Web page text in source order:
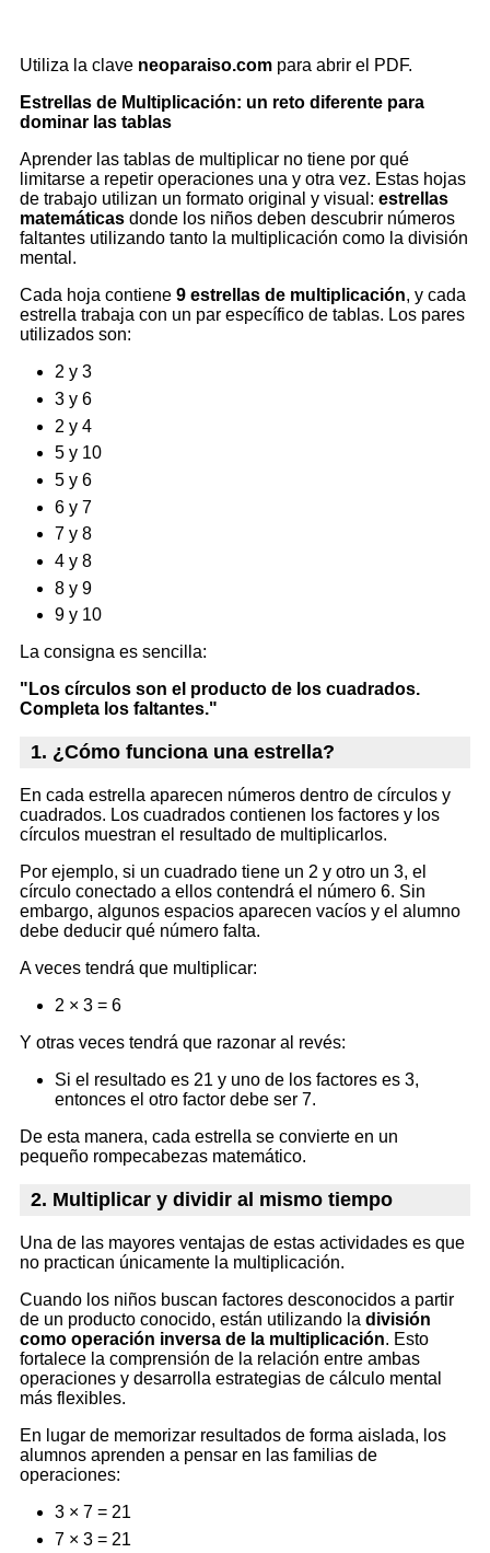
Utiliza la clave neoparaiso.com para abrir el PDF.
Estrellas de Multiplicación: un reto diferente para
dominar las tablas
Aprender las tablas de multiplicar no tiene por qué
limitarse a repetir operaciones una y otra vez. Estas hojas
de trabajo utilizan un formato original y visual: estrellas
matemáticas donde los niños deben descubrir números
faltantes utilizando tanto la multiplicación como la división
mental.
Cada hoja contiene 9 estrellas de multiplicación, y cada
estrella trabaja con un par específico de tablas. Los pares
utilizados son:
2 y 3
3 y 6
2 y 4
5 y 10
5 y 6
6 y 7
7 y 8
4 y 8
8 y 9
9 y 10
La consigna es sencilla:
"Los círculos son el producto de los cuadrados.
Completa los faltantes."
1. ¿Cómo funciona una estrella?
En cada estrella aparecen números dentro de círculos y
cuadrados. Los cuadrados contienen los factores y los
círculos muestran el resultado de multiplicarlos.
Por ejemplo, si un cuadrado tiene un 2 y otro un 3, el
círculo conectado a ellos contendrá el número 6. Sin
embargo, algunos espacios aparecen vacíos y el alumno
debe deducir qué número falta.
A veces tendrá que multiplicar:
2 × 3 = 6
Y otras veces tendrá que razonar al revés:
Si el resultado es 21 y uno de los factores es 3,
entonces el otro factor debe ser 7.
De esta manera, cada estrella se convierte en un
pequeño rompecabezas matemático.
2. Multiplicar y dividir al mismo tiempo
Una de las mayores ventajas de estas actividades es que
no practican únicamente la multiplicación.
Cuando los niños buscan factores desconocidos a partir
de un producto conocido, están utilizando la división
como operación inversa de la multiplicación. Esto
fortalece la comprensión de la relación entre ambas
operaciones y desarrolla estrategias de cálculo mental
más flexibles.
En lugar de memorizar resultados de forma aislada, los
alumnos aprenden a pensar en las familias de
operaciones:
3 × 7 = 21
7 × 3 = 21